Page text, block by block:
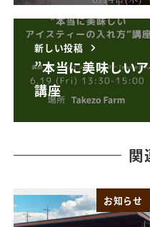
新しい投稿
”本当に美味しい
講座
関
お知らせ